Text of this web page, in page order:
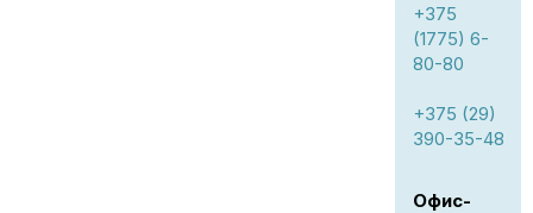
+375
(1775) 6-
80-80
+375 (29)
390-35-48
Офис-